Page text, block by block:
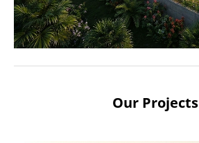
Our Projects